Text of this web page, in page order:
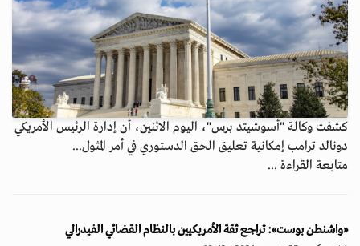
كشفت وكالة "أسوشيتد برس"، اليوم الاثنين، أن إدارة الرئيس الأمريكي
دونالد ترامب إمكانية تعليق الحق الدستوري في أمر المثول...
متابعة القراءة ...
«واشنطن بوست»: تراجع ثقة الأمريكيين بالنظام القضائي الفيدرالي